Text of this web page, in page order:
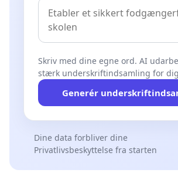
Skriv med dine egne ord. AI
stærk underskriftindsamling for
Generér
Dine data forbliver dine
Privatlivsbeskyttelse fra starten